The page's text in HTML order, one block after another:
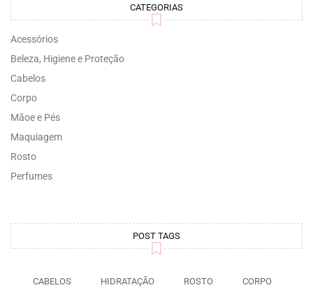
CATEGORIAS
Acessórios
Beleza, Higiene e Proteção
Cabelos
Corpo
Mãoe e Pés
Maquiagem
Rosto
Perfumes
POST TAGS
CABELOS HIDRATAÇÃO ROSTO CORPO